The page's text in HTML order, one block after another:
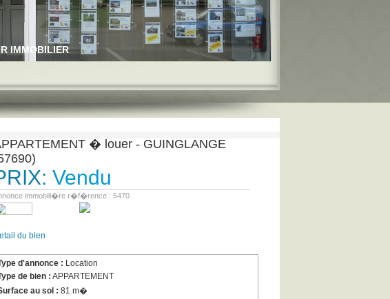
IMMOBILIER
� louer - GUINGLANGE
Vendu
immobili�re r�f�rence : 5470
du bien
d'annonce : Location
de bien : APPARTEMENT
au sol : 81 m�